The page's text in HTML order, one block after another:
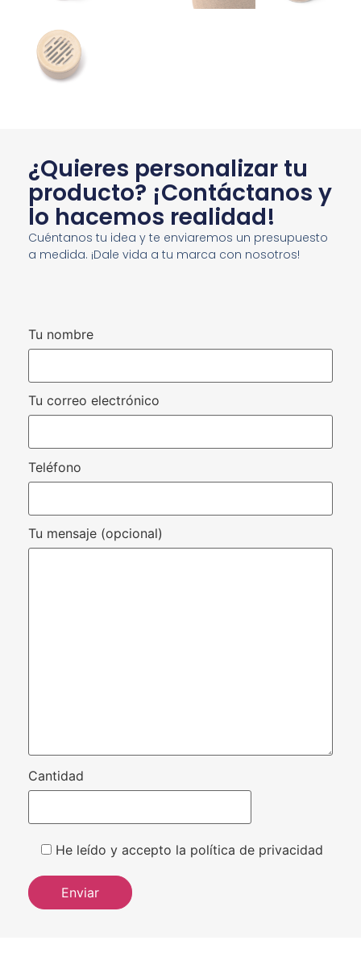
¿Quieres personalizar tu
producto? ¡Contáctanos y
lo hacemos realidad!
Cuéntanos tu idea y te enviaremos un presupuesto
a medida. ¡Dale vida a tu marca con nosotros!
Tu nombre
Tu correo electrónico
Teléfono
Tu mensaje (opcional)
Cantidad
He leído y accepto la política de privacidad